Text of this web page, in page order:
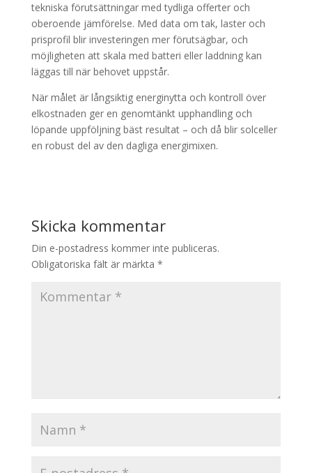
tekniska förutsättningar med tydliga offerter och
oberoende jämförelse. Med data om tak, laster och
prisprofil blir investeringen mer förutsägbar, och
möjligheten att skala med batteri eller laddning kan
läggas till när behovet uppstår.
När målet är långsiktig energinytta och kontroll över
elkostnaden ger en genomtänkt upphandling och
löpande uppföljning bäst resultat – och då blir solceller
en robust del av den dagliga energimixen.
Skicka kommentar
Din e-postadress kommer inte publiceras.
Obligatoriska fält är märkta *